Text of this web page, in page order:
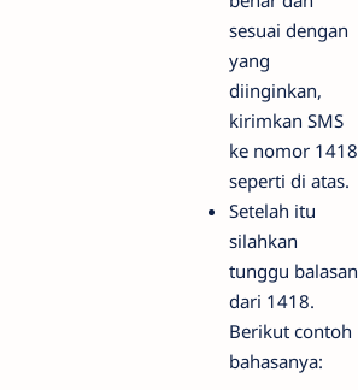
sesuai dengan
yang
diinginkan,
kirimkan SMS
ke nomor 1418
seperti di atas.
Setelah itu
silahkan
tunggu balasan
dari 1418.
Berikut contoh
bahasanya: